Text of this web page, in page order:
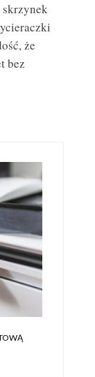
skrzynek
że
bez